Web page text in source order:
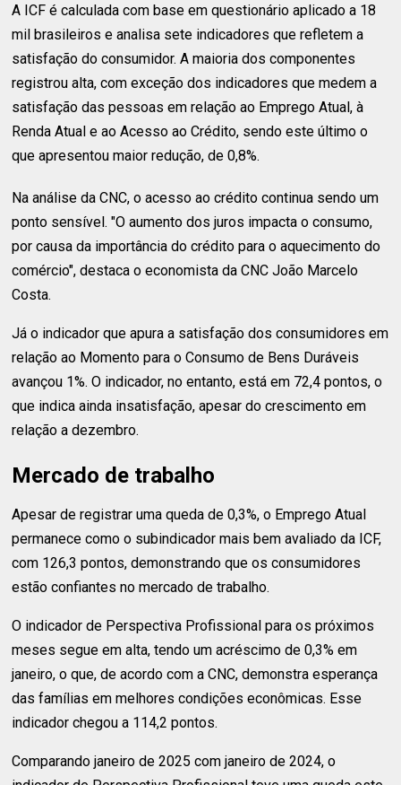
A ICF é calculada com base em questionário aplicado a 18
mil brasileiros e analisa sete indicadores que refletem a
satisfação do consumidor. A maioria dos componentes
registrou alta, com exceção dos indicadores que medem a
satisfação das pessoas em relação ao Emprego Atual, à
Renda Atual e ao Acesso ao Crédito, sendo este último o
que apresentou maior redução, de 0,8%.
Na análise da CNC, o acesso ao crédito continua sendo um
ponto sensível. "O aumento dos juros impacta o consumo,
por causa da importância do crédito para o aquecimento do
comércio", destaca o economista da CNC João Marcelo
Costa.
Já o indicador que apura a satisfação dos consumidores em
relação ao Momento para o Consumo de Bens Duráveis
avançou 1%. O indicador, no entanto, está em 72,4 pontos, o
que indica ainda insatisfação, apesar do crescimento em
relação a dezembro.
Mercado de trabalho
Apesar de registrar uma queda de 0,3%, o Emprego Atual
permanece como o subindicador mais bem avaliado da ICF,
com 126,3 pontos, demonstrando que os consumidores
estão confiantes no mercado de trabalho.
O indicador de Perspectiva Profissional para os próximos
meses segue em alta, tendo um acréscimo de 0,3% em
janeiro, o que, de acordo com a CNC, demonstra esperança
das famílias em melhores condições econômicas. Esse
indicador chegou a 114,2 pontos.
Comparando janeiro de 2025 com janeiro de 2024, o